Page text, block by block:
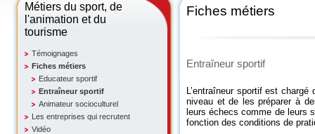
Métiers du sport, de
l'animation et du
tourisme
Témoignages
Fiches métiers
Educateur sportif
Entraîneur sportif
Animateur socioculturel
Les entreprises qui recrutent
Vidéo
Fiches métiers
Entraîneur sportif
L’entraîneur sportif est
niveau et de les préparer à
leurs échecs comme de leurs
fonction des conditions de